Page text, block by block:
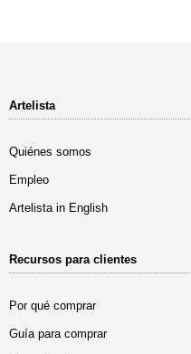
Artelista
Quiénes somos
Empleo
Artelista in English
Recursos para clientes
Por qué comprar
Guía para comprar